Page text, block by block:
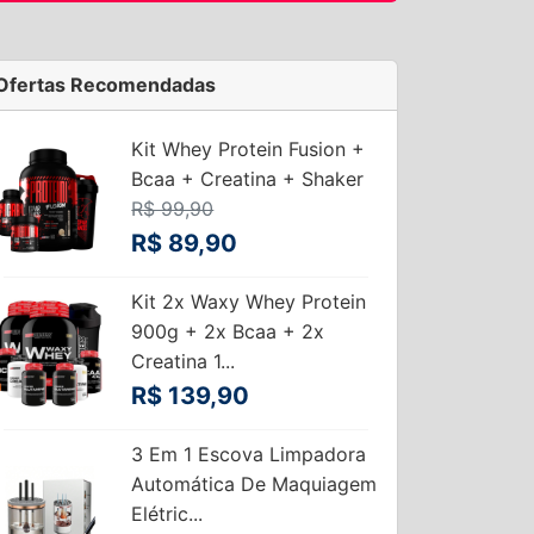
Recomendadas
Kit Whey Protein Fusion +
Bcaa + Creatina + Shaker
R$ 99,90
R$ 89,90
Kit 2x Waxy Whey Protein
900g + 2x Bcaa + 2x
Creatina 1...
R$ 139,90
3 Em 1 Escova Limpadora
Automática De Maquiagem
Elétric...